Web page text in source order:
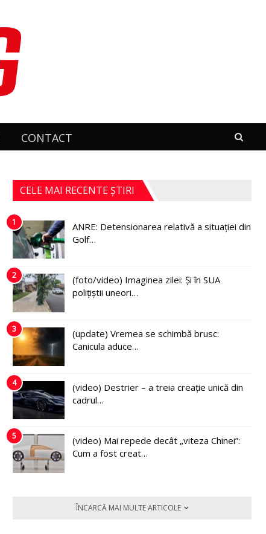
CONTACT
CELE MAI RECENTE ȘTIRI
1
ANRE: Detensionarea relativă a situației din
Golf…
2
(foto/video) Imaginea zilei: Și în SUA
polițiștii uneori…
3
(update) Vremea se schimbă brusc:
Canicula aduce…
4
(video) Destrier – a treia creație unică din
cadrul…
5
(video) Mai repede decât „viteza Chinei”:
Cum a fost creat…
ÎNCARCĂ MAI MULTE ARTICOLE